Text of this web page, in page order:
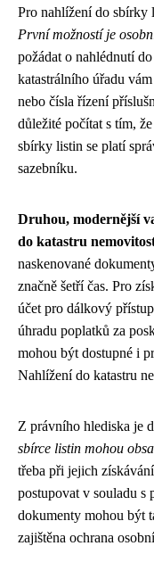
Pro nahlížení do sbírky
První možností je
požádat o nahlédnutí
katastrálního úřadu
nebo čísla řízení
důležité počítat s tím,
sbírky listin se platí
sazebníku.
Druhou, modernější
do katastru
naskenované
značně šetří čas. Pro
účet pro dálkový
úhradu poplatků za
mohou být dostupné i
Nahlížení do katastru
Z právního hlediska je
sbírce listin mohou
třeba při jejich
postupovat v souladu s
dokumenty mohou být
zajištěna ochrana